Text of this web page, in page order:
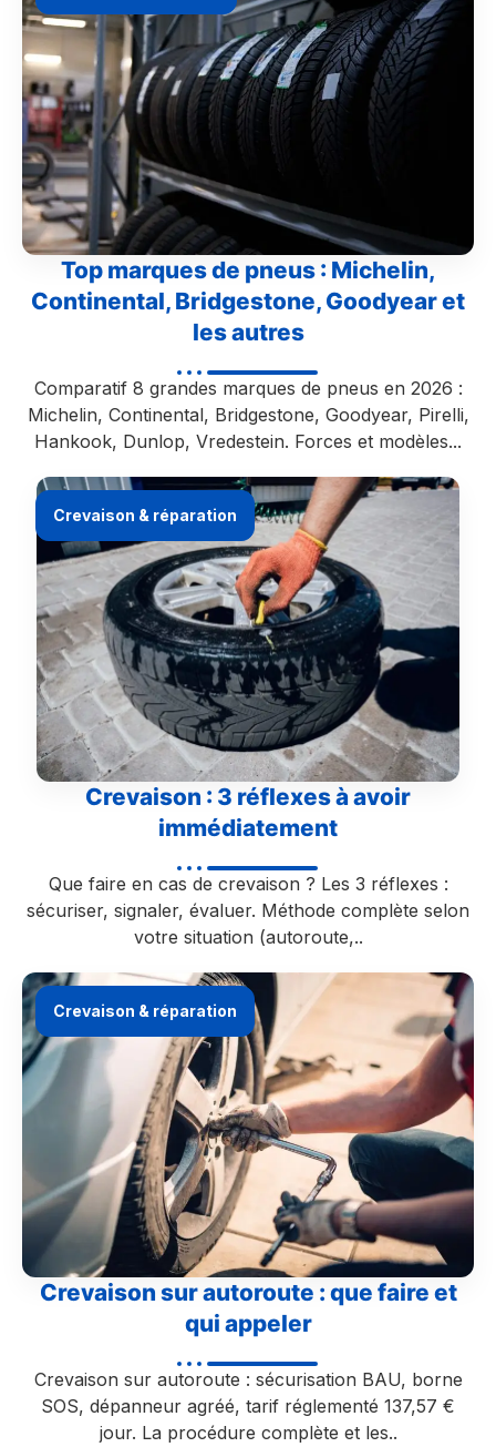
Top marques de pneus : Michelin,
Continental, Bridgestone, Goodyear et
les autres
Comparatif 8 grandes marques de pneus en 2026 :
Michelin, Continental, Bridgestone, Goodyear, Pirelli,
Hankook, Dunlop, Vredestein. Forces et modèles...
Crevaison & réparation
Crevaison : 3 réflexes à avoir
immédiatement
Que faire en cas de crevaison ? Les 3 réflexes :
sécuriser, signaler, évaluer. Méthode complète selon
votre situation (autoroute,..
Crevaison & réparation
Crevaison sur autoroute : que faire et
qui appeler
Crevaison sur autoroute : sécurisation BAU, borne
SOS, dépanneur agréé, tarif réglementé 137,57 €
jour. La procédure complète et les..